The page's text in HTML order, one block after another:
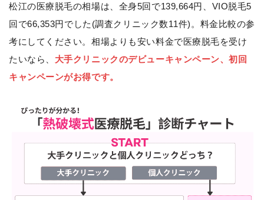
松江の医療脱毛の相場は、全身5回で139,664円、VIO脱毛5
回で66,353円でした(調査クリニック数11件)。料金比較の参
考にしてください。相場よりも安い料金で医療脱毛を受け
たいなら、 大手クリニックのデビューキャンペーン、初回
キャンペーンがお得です。